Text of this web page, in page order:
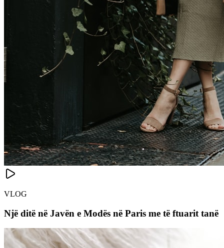
VLOG
Një ditë në Javën e Modës në Paris me të ftuarit tanë